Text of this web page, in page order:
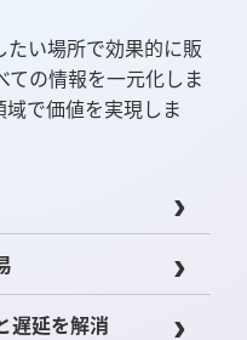
い場所で効果的に販
ての情報を一元化しま
で価値を実現しま
遅延を解消